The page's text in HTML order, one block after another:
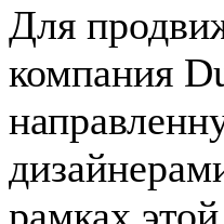
Для
компания